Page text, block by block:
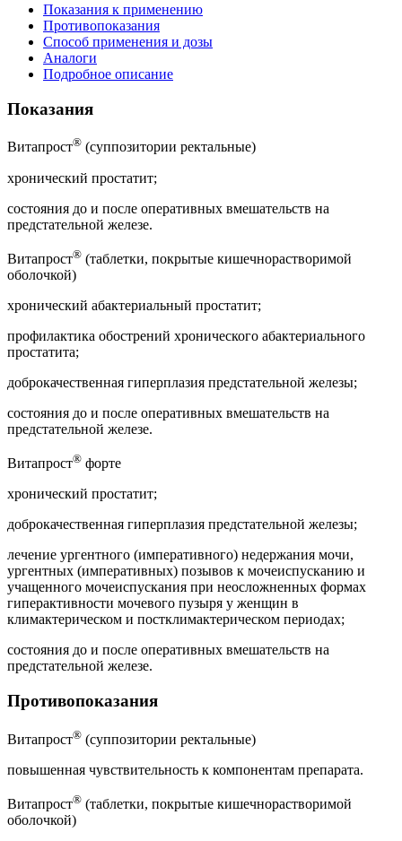
Показания к применению
Противопоказания
Способ применения и дозы
Аналоги
Подробное описание
Показания
Витапрост® (суппозитории ректальные)
хронический простатит;
состояния до и после оперативных вмешательств на
предстательной железе.
Витапрост® (таблетки, покрытые кишечнорастворимой
оболочкой)
хронический абактериальный простатит;
профилактика обострений хронического абактериального
простатита;
доброкачественная гиперплазия предстательной железы;
состояния до и после оперативных вмешательств на
предстательной железе.
Витапрост® форте
хронический простатит;
доброкачественная гиперплазия предстательной железы;
лечение ургентного (императивного) недержания мочи,
ургентных (императивных) позывов к мочеиспусканию и
учащенного мочеиспускания при неосложненных формах
гиперактивности мочевого пузыря у женщин в
климактерическом и постклимактерическом периодах;
состояния до и после оперативных вмешательств на
предстательной железе.
Противопоказания
Витапрост® (суппозитории ректальные)
повышенная чувствительность к компонентам препарата.
Витапрост® (таблетки, покрытые кишечнорастворимой
оболочкой)